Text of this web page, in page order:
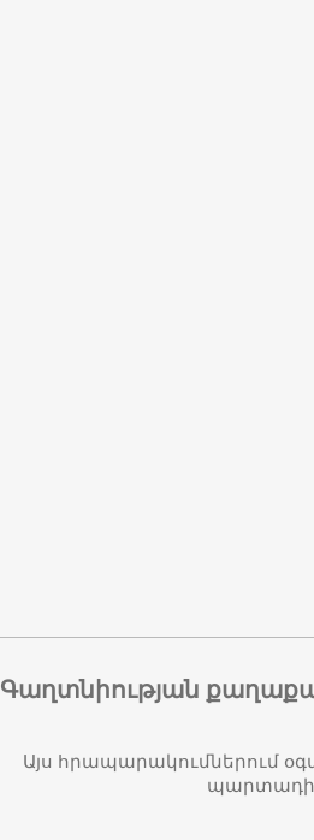
Գաղտնիության
Այս հրապարակումներում